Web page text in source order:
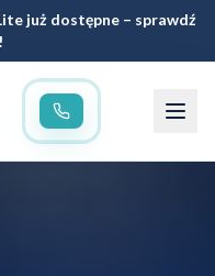
już dostępne – sprawdź